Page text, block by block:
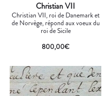
Christian VII
Christian VII, roi de Danemark et
de Norvège, répond aux voeux du
roi de Sicile
800,00€